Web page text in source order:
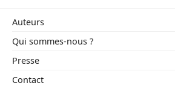
Auteurs
Qui sommes-nous ?
Presse
Contact